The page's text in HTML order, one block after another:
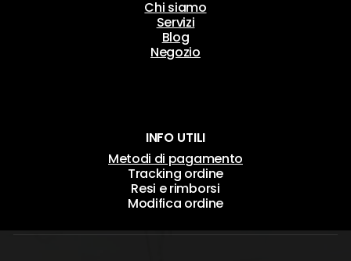
Chi siamo
Servizi
Blog
Negozio
INFO UTILI
Metodi di pagamento
Tracking ordine
Resi e rimborsi
Modifica ordine